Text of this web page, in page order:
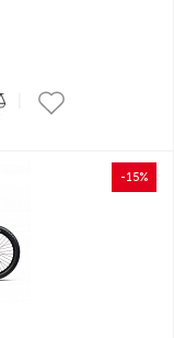
-15%